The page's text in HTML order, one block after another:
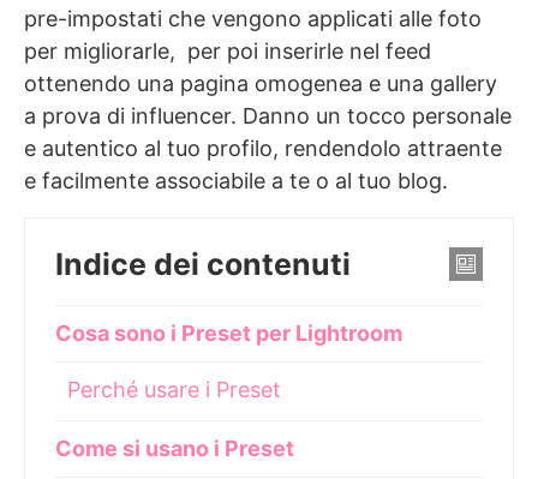
pre-impostati che vengono applicati alle foto
per migliorarle, per poi inserirle nel feed
ottenendo una pagina omogenea e una gallery
a prova di influencer. Danno un tocco personale
e autentico al tuo profilo, rendendolo attraente
e facilmente associabile a te o al tuo blog.
Indice dei contenuti
Cosa sono i Preset per Lightroom
Perché usare i Preset
Come si usano i Preset